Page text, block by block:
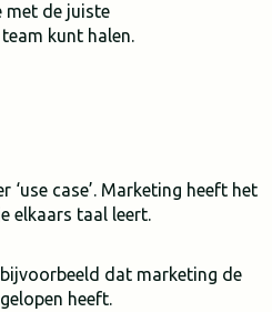
met de juiste
kunt halen.
‘use case’. Marketing heeft het
elkaars taal leert.
dat marketing de
heeft.